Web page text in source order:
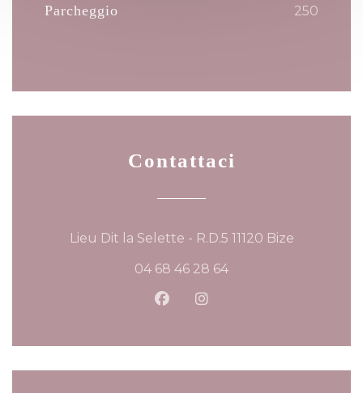
Parcheggio 250
Contattaci
Lieu Dit la Selette - R.D.5 11120 Bize((apre
04 68 46 28 64
Facebook ((apre una
Instagram ((apre una